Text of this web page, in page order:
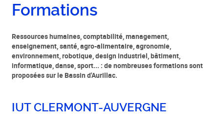
Formations
Ressources humaines, comptabilité, management,
enseignement, santé, agro-alimentaire, agronomie,
environnement, robotique, design industriel, bâtiment,
informatique, danse, sport... : de nombreuses formations sont
proposées sur le Bassin d'Aurillac.
IUT CLERMONT-AUVERGNE